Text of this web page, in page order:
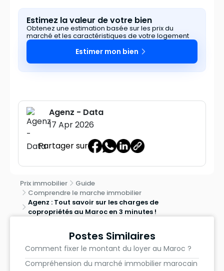
Estimez la valeur de votre bien
Obtenez une estimation basée sur les prix du
marché et les caractéristiques de votre logement
Estimer mon bien
Agenz - Data
17 Apr 2026
Partager sur
Prix immobilier
Guide
Comprendre le marche immobilier
Agenz : Tout savoir sur les charges de
copropriétés au Maroc en 3 minutes !
Postes Similaires
Comment fixer le montant du loyer au Maroc ?
Compréhension du marché immobilier marocain